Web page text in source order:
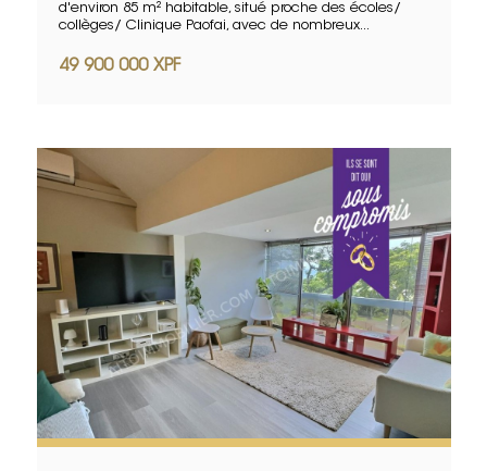
d'environ 85 m² habitable, situé proche des écoles/
collèges/ Clinique Paofai, avec de nombreux...
49 900 000 XPF